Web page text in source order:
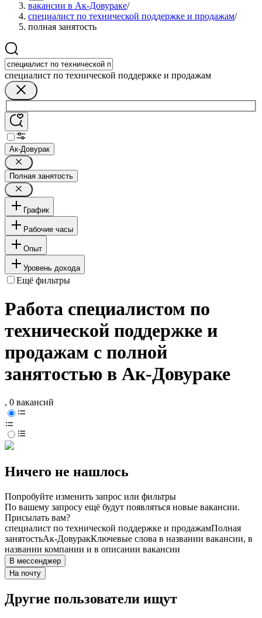
вакансии в Ак-Довураке/
специалист по технической поддержке и продажам/
полная занятость
специалист по технической поддержке и продажам
Ак-Довурак
Полная занятость
График
Рабочие часы
Опыт
Уровень дохода
Ещё фильтры
Работа специалистом по
технической поддержке и
продажам с полной
занятостью в Ак-Довураке
, 0 вакансий
Ничего не нашлось
Попробуйте изменить запрос или фильтры
По вашему запросу ещё будут появляться новые вакансии.
Присылать вам?
специалист по технической поддержке и продажамПолная
занятостьАк-ДовуракКлючевые слова в названии вакансии, в
названии компании и в описании вакансии
В мессенджер
На почту
Другие пользователи ищут